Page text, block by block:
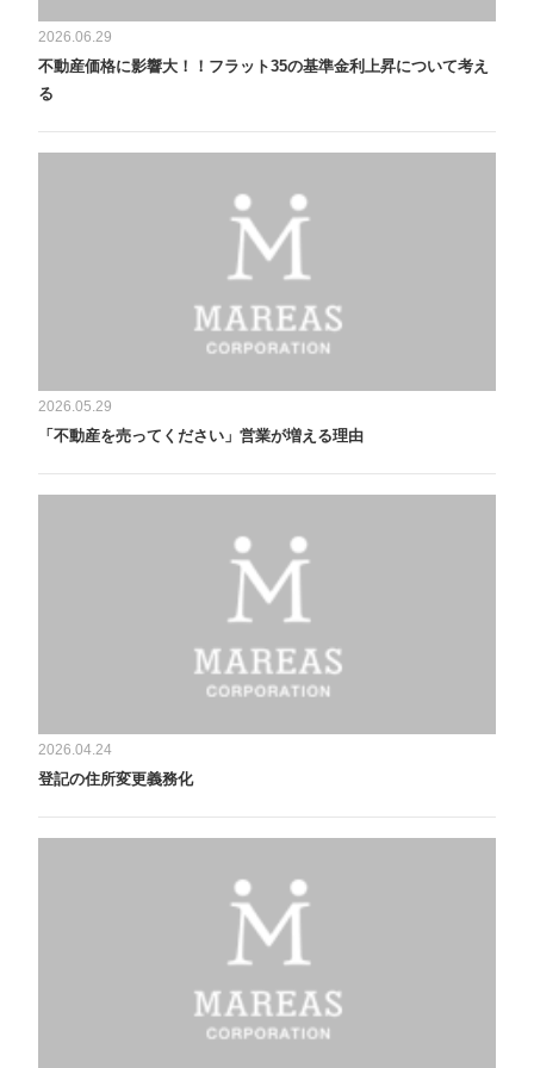
2026.06.29
不動産価格に影響大！！フラット35の基準金利上昇について考え
る
2026.05.29
「不動産を売ってください」営業が増える理由
2026.04.24
登記の住所変更義務化